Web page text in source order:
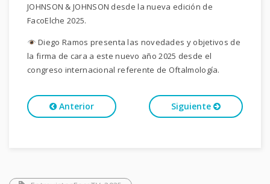
JOHNSON & JOHNSON desde la nueva edición de
FacoElche 2025.
Diego Ramos presenta las novedades y objetivos de
la firma de cara a este nuevo año 2025 desde el
congreso internacional referente de Oftalmología.
Anterior Siguiente